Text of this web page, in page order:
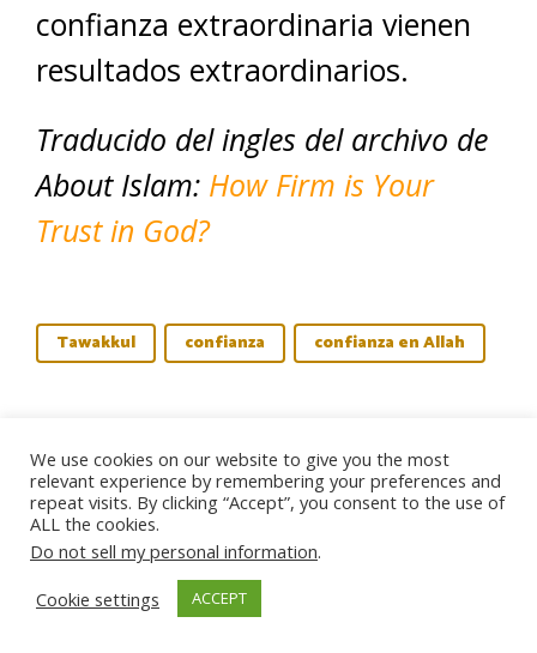
confianza extraordinaria vienen
resultados extraordinarios.
Traducido del ingles del archivo de
About Islam: How Firm is Your
Trust in God?
Tawakkul confianza confianza en Allah
About Theresa Corbin
Theresa Corbin is the author of
Islamic, Adult Coloring Book
ofThe New Muslim’s Field Guide
We use cookies on our website to give you the most
relevant experience by remembering your preferences and
repeat visits. By clicking “Accept”, you consent to the use of
ALL the cookies.
Do not sell my personal information.
Cookie settings
ACCEPT